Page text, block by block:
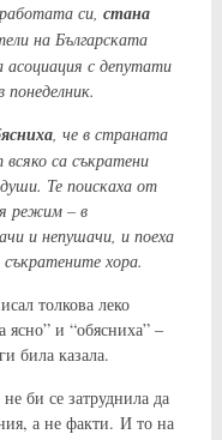
си, стана
на Българската
асоциация с депутати
, че в страната
са съкратени
Те поискаха от
режим – в
и непушачи, и поеха
хора.
толкова леко
ясно” и “обясниха” –
била казала.
би се затруднила да
а не факти. И то на